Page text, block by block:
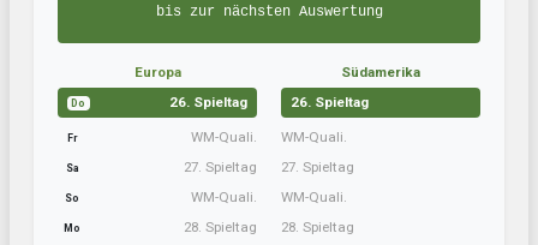
bis zur nächsten Auswertung
Europa
Do 26. Spieltag
Fr WM-Quali.
Sa 27. Spieltag
So WM-Quali.
Mo 28. Spieltag
Südamerika
26. Spieltag
WM-Quali.
27. Spieltag
WM-Quali.
28. Spieltag